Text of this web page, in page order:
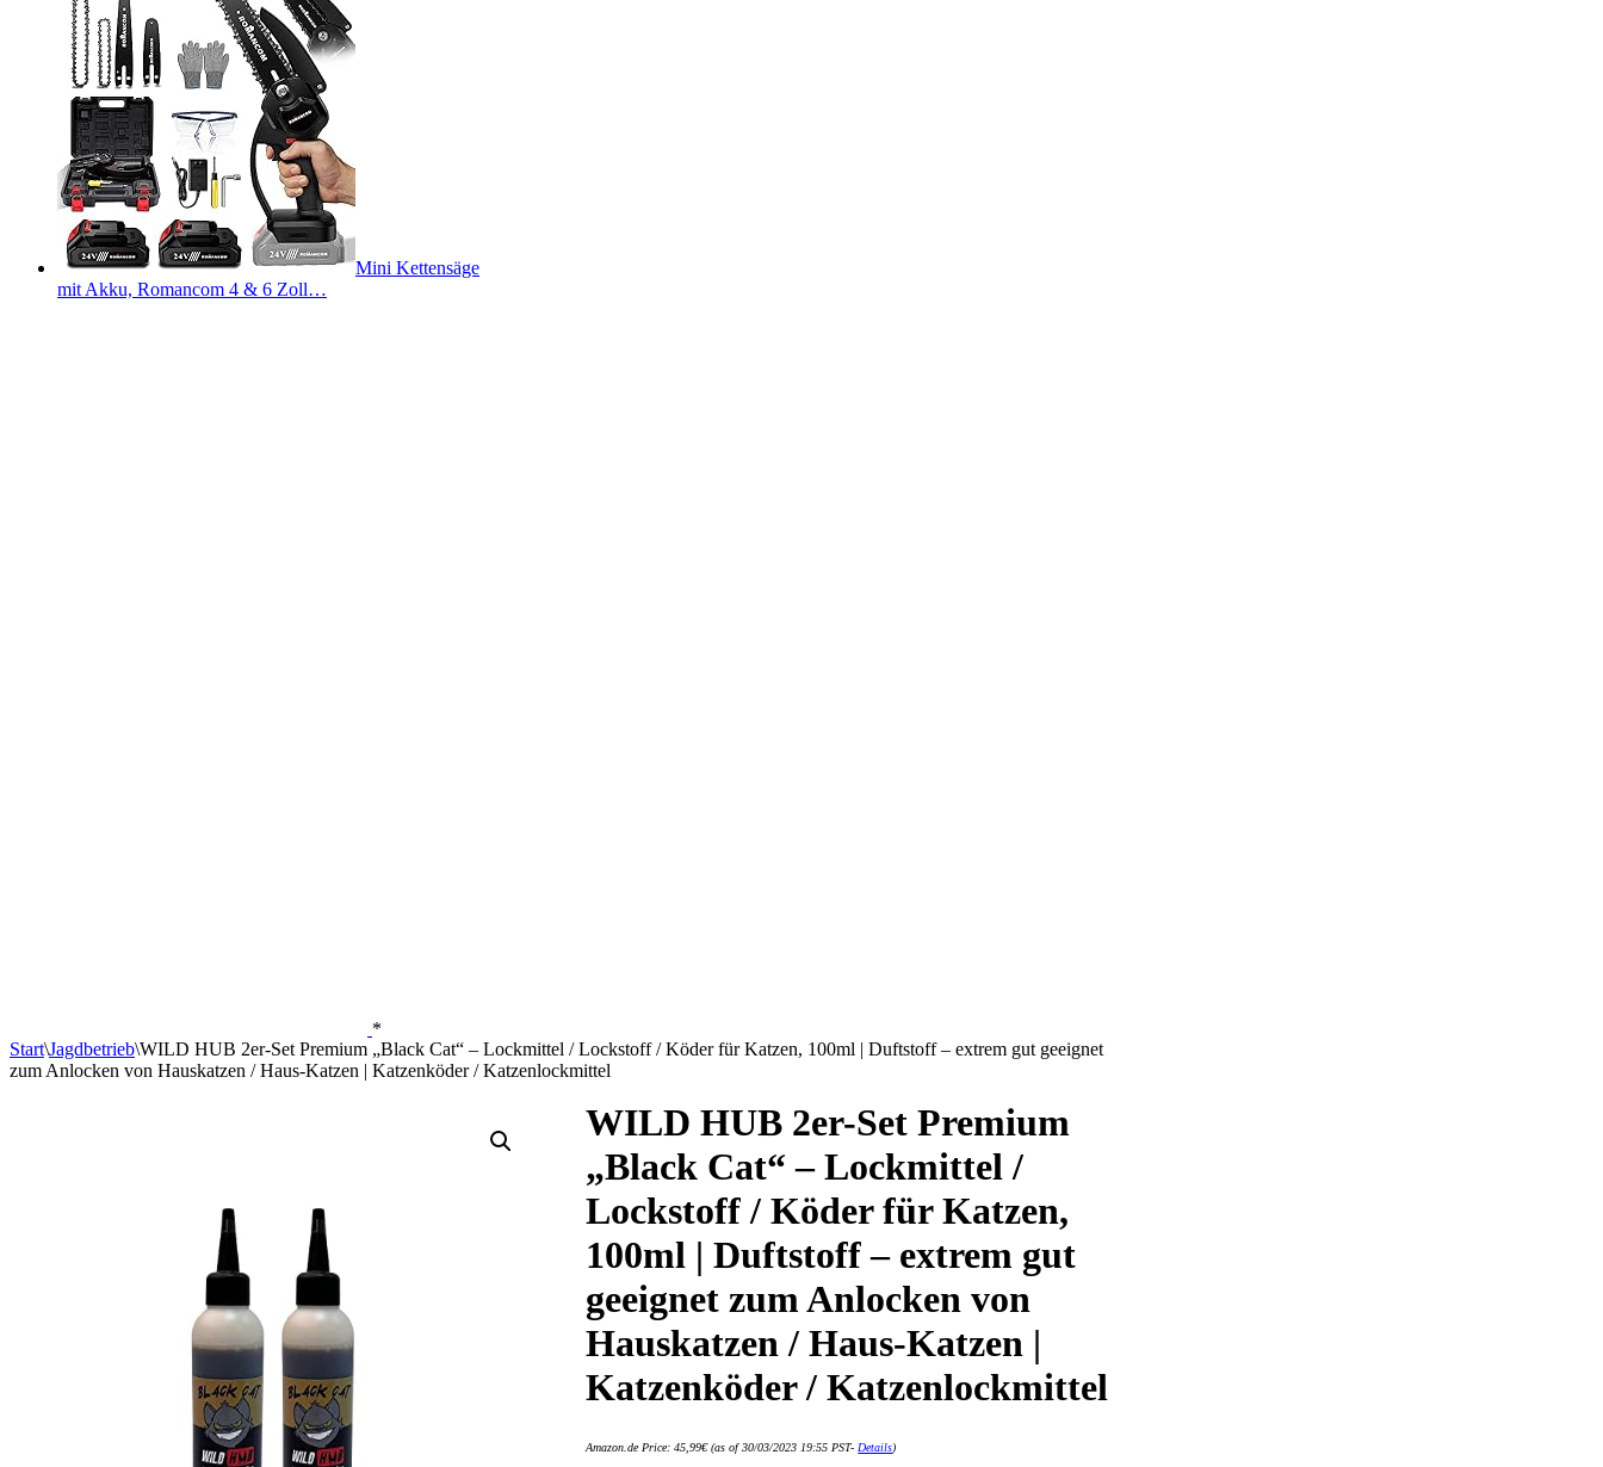
Mini Kettensäge
mit Akku, Romancom 4 & 6 Zoll…
*
Start\Jagdbetrieb\WILD HUB 2er-Set Premium „Black Cat“ – Lockmittel / Lockstoff / Köder für Katzen, 100ml | Duftstoff – extrem gut geeignet
zum Anlocken von Hauskatzen / Haus-Katzen | Katzenköder / Katzenlockmittel
WILD HUB 2er-Set Premium
„Black Cat“ – Lockmittel /
Lockstoff / Köder für Katzen,
100ml | Duftstoff – extrem gut
geeignet zum Anlocken von
Hauskatzen / Haus-Katzen |
Katzenköder / Katzenlockmittel
Amazon.de Price:45,99€(as of 30/03/2023 19:55 PST-Details)